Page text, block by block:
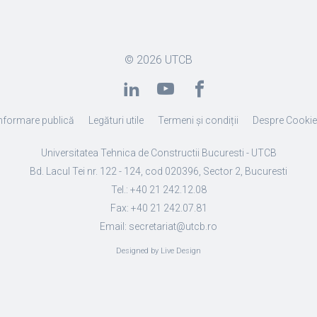
© 2026 UTCB
publică Legături utile Termeni și condiții Despre
Universitatea Tehnica de Constructii Bucuresti - UTCB
Bd. Lacul Tei nr. 122 - 124, cod 020396, Sector 2, Bucuresti
Tel.: +40 21 242.12.08
Fax: +40 21 242.07.81
Email: secretariat@utcb.ro
Designed by Live Design